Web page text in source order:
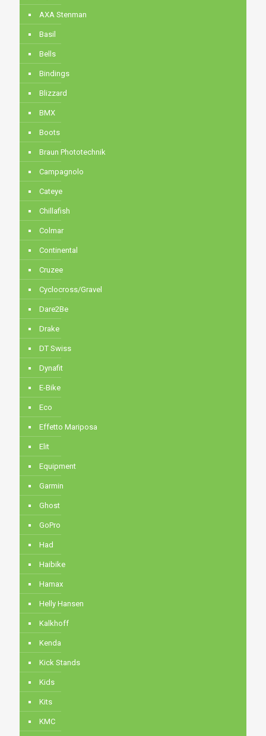
AXA Stenman
Basil
Bells
Bindings
Blizzard
BMX
Boots
Braun Phototechnik
Campagnolo
Cateye
Chillafish
Colmar
Continental
Cruzee
Cyclocross/Gravel
Dare2Be
Drake
DT Swiss
Dynafit
E-Bike
Eco
Effetto Mariposa
Elit
Equipment
Garmin
Ghost
GoPro
Had
Haibike
Hamax
Helly Hansen
Kalkhoff
Kenda
Kick Stands
Kids
Kits
KMC